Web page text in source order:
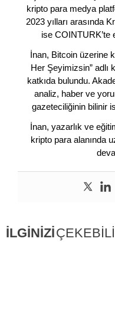
kripto para medya
2023 yılları arasında
ise COINTURK’te
İnan, Bitcoin üzerine
Her Şeyimizsin” adlı
katkıda bulundu.
analiz, haber ve
gazeteciliğinin bilinir
İnan, yazarlık ve
kripto para alanında
İLGİNİZİ